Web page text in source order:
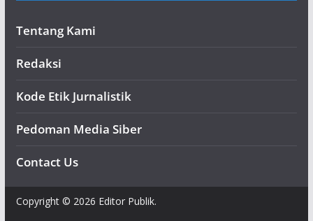
Tentang Kami
Redaksi
Kode Etik Jurnalistik
Pedoman Media Siber
Contact Us
Copyright © 2026 Editor Publik.